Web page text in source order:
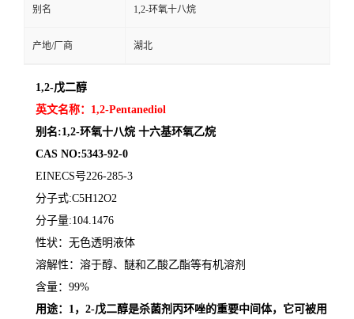
别名 1,2-环氧十八烷
产地/厂商 湖北
1,2-戊二醇
英文名称： 1,2-Pentanediol
别名:1,2-环氧十八烷 十六基环氧乙烷
CAS NO:5343-92-0
EINECS号226-285-3
分子式:C5H12O2
分子量:104.1476
性状：无色透明液体
溶解性：溶于醇、醚和乙酸乙酯等有机溶剂
含量： 99%
用途： 1， 2-戊二醇是杀菌剂丙环唑的重要中间体，它可被用